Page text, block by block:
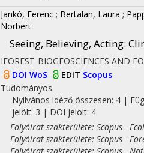
Jankó, Ferenc ; Bertalan, Laura ;
Norbert
Seeing, Believing, Acting:
IFOREST-BIOGEOSCIENCES AND
DOI WoS EDIT Scopus
Tudományos
Nyilvános idéző összesen: 4|
jelölt: 3 | DOI jelölt: 4
Folyóirat szakterülete: Scopus -
Folyóirat szakterülete: Scopus -